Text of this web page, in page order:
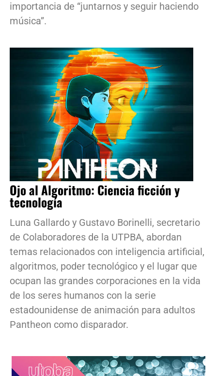
importancia de “juntarnos y seguir haciendo
música”.
Ojo al Algoritmo: Ciencia ficción y
tecnología
Luna Gallardo y Gustavo Borinelli, secretario
de Colaboradores de la UTPBA, abordan
temas relacionados con inteligencia artificial,
algoritmos, poder tecnológico y el lugar que
ocupan las grandes corporaciones en la vida
de los seres humanos con la serie
estadounidense de animación para adultos
Pantheon como disparador.